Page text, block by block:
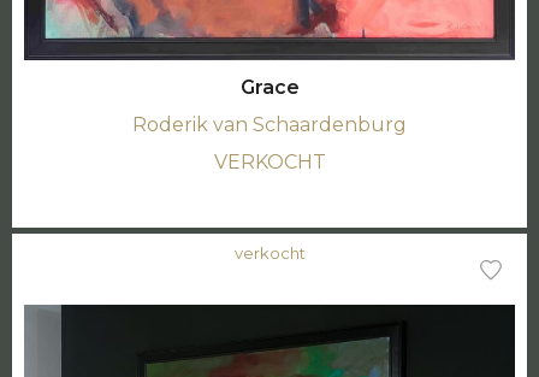
Grace
Roderik van Schaardenburg
VERKOCHT
verkocht